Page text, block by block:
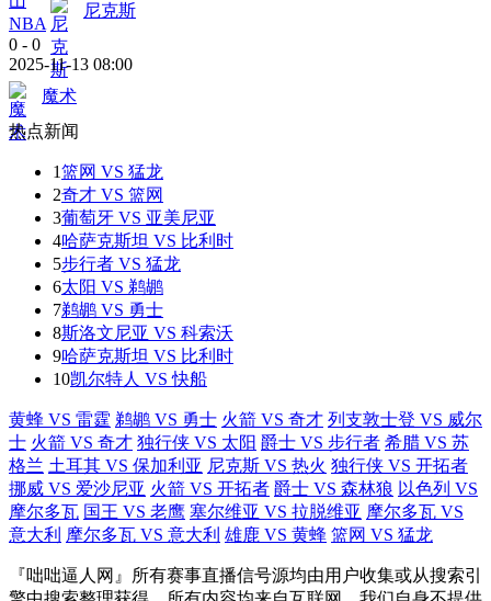
NBA
尼克斯
0 - 0
2025-11-13 08:00
魔术
热点新闻
1篮网 VS 猛龙
2奇才 VS 篮网
3葡萄牙 VS 亚美尼亚
4哈萨克斯坦 VS 比利时
5步行者 VS 猛龙
6太阳 VS 鹈鹕
7鹈鹕 VS 勇士
8斯洛文尼亚 VS 科索沃
9哈萨克斯坦 VS 比利时
10凯尔特人 VS 快船
黄蜂 VS 雷霆 鹈鹕 VS 勇士 火箭 VS 奇才 列支敦士登 VS 威尔
士 火箭 VS 奇才 独行侠 VS 太阳 爵士 VS 步行者 希腊 VS 苏
格兰 土耳其 VS 保加利亚 尼克斯 VS 热火 独行侠 VS 开拓者
挪威 VS 爱沙尼亚 火箭 VS 开拓者 爵士 VS 森林狼 以色列 VS
摩尔多瓦 国王 VS 老鹰 塞尔维亚 VS 拉脱维亚 摩尔多瓦 VS
意大利 摩尔多瓦 VS 意大利 雄鹿 VS 黄蜂 篮网 VS 猛龙
『咄咄逼人网』所有赛事直播信号源均由用户收集或从搜索引